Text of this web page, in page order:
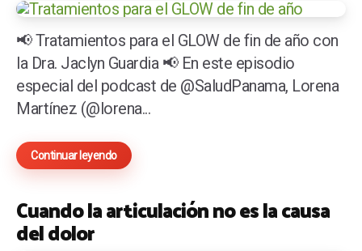
📢 Tratamientos para el GLOW de fin de año con
la Dra. Jaclyn Guardia 📢 En este episodio
especial del podcast de @SaludPanama, Lorena
Martínez (@lorena...
Continuar leyendo
Cuando la articulación no es la causa
del dolor